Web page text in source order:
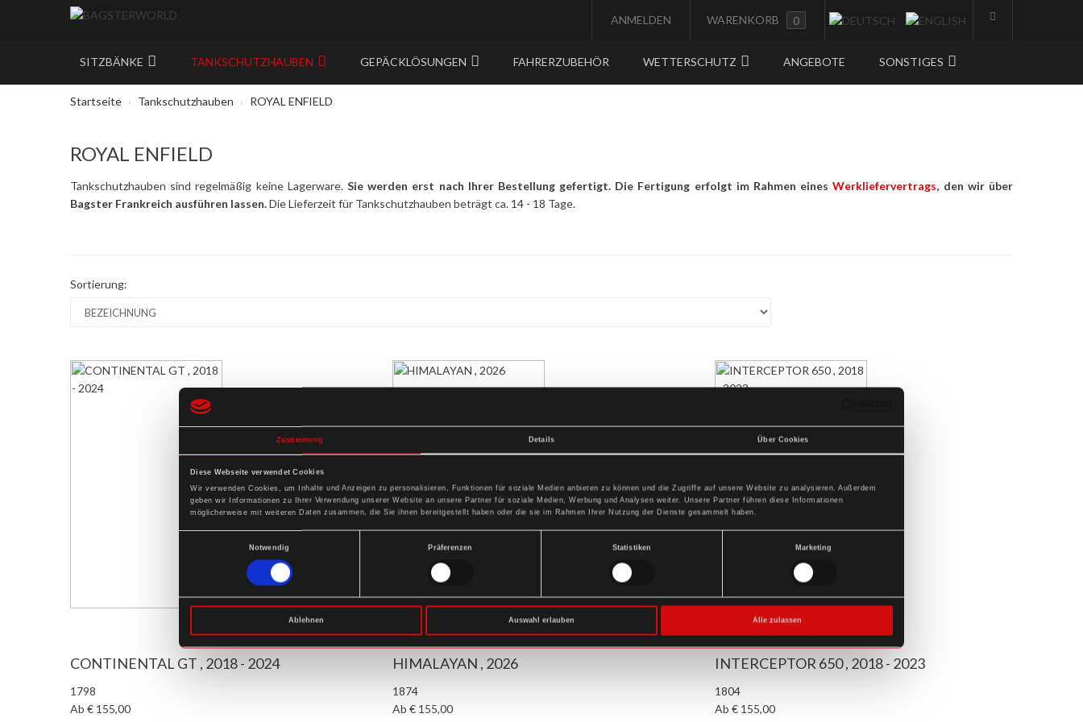
Zustimmung Details Über Cookies
Diese Webseite verwendet Cookies
Wir verwenden Cookies, um Inhalte und Anzeigen zu personalisieren, Funktionen für soziale Medien anbieten zu können und die Zugriffe auf unsere Website zu analysieren. Außerdem
geben wir Informationen zu Ihrer Verwendung unserer Website an unsere Partner für soziale Medien, Werbung und Analysen weiter. Unsere Partner führen diese Informationen
möglicherweise mit weiteren Daten zusammen, die Sie ihnen bereitgestellt haben oder die sie im Rahmen Ihrer Nutzung der Dienste gesammelt haben.
Notwendig
Präferenzen Statistiken Marketing
Ablehnen Auswahl erlauben Alle zulassen
ANMELDEN WARENKORB 0
SITZBÄNKE TANKSCHUTZHAUBEN GEPÄCKLÖSUNGEN FAHRERZUBEHÖR WETTERSCHUTZ ANGEBOTE SONSTIGES
Startseite Tankschutzhauben ROYAL ENFIELD
ROYAL ENFIELD
Tankschutzhauben sind regelmäßig keine Lagerware. Sie werden erst nach Ihrer Bestellung gefertigt. Die Fertigung erfolgt im Rahmen einesWerkliefervertrags, den wir über
Bagster Frankreich ausführen lassen.Die Lieferzeit für Tankschutzhauben beträgt ca. 14 - 18 Tage.
Sortierung:
CONTINENTAL GT , 2018 - 2024
1798
Ab € 155,00
HIMALAYAN , 2026
1874
Ab € 155,00
INTERCEPTOR 650 , 2018 - 2023
1804
Ab € 155,00